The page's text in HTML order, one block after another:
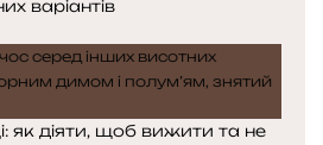
варіантів
як діяти, щоб вижити та не